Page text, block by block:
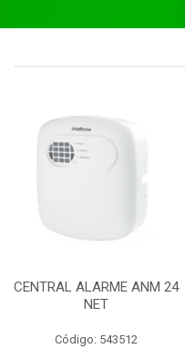
CENTRAL ALARME ANM 24
NET
Código: 543512